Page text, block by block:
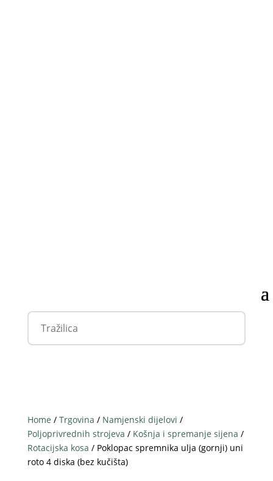
Home / Trgovina / Namjenski dijelovi /
Poljoprivrednih strojeva / Košnja i spremanje sijena /
Rotacijska kosa / Poklopac spremnika ulja (gornji) uni
roto 4 diska (bez kučišta)